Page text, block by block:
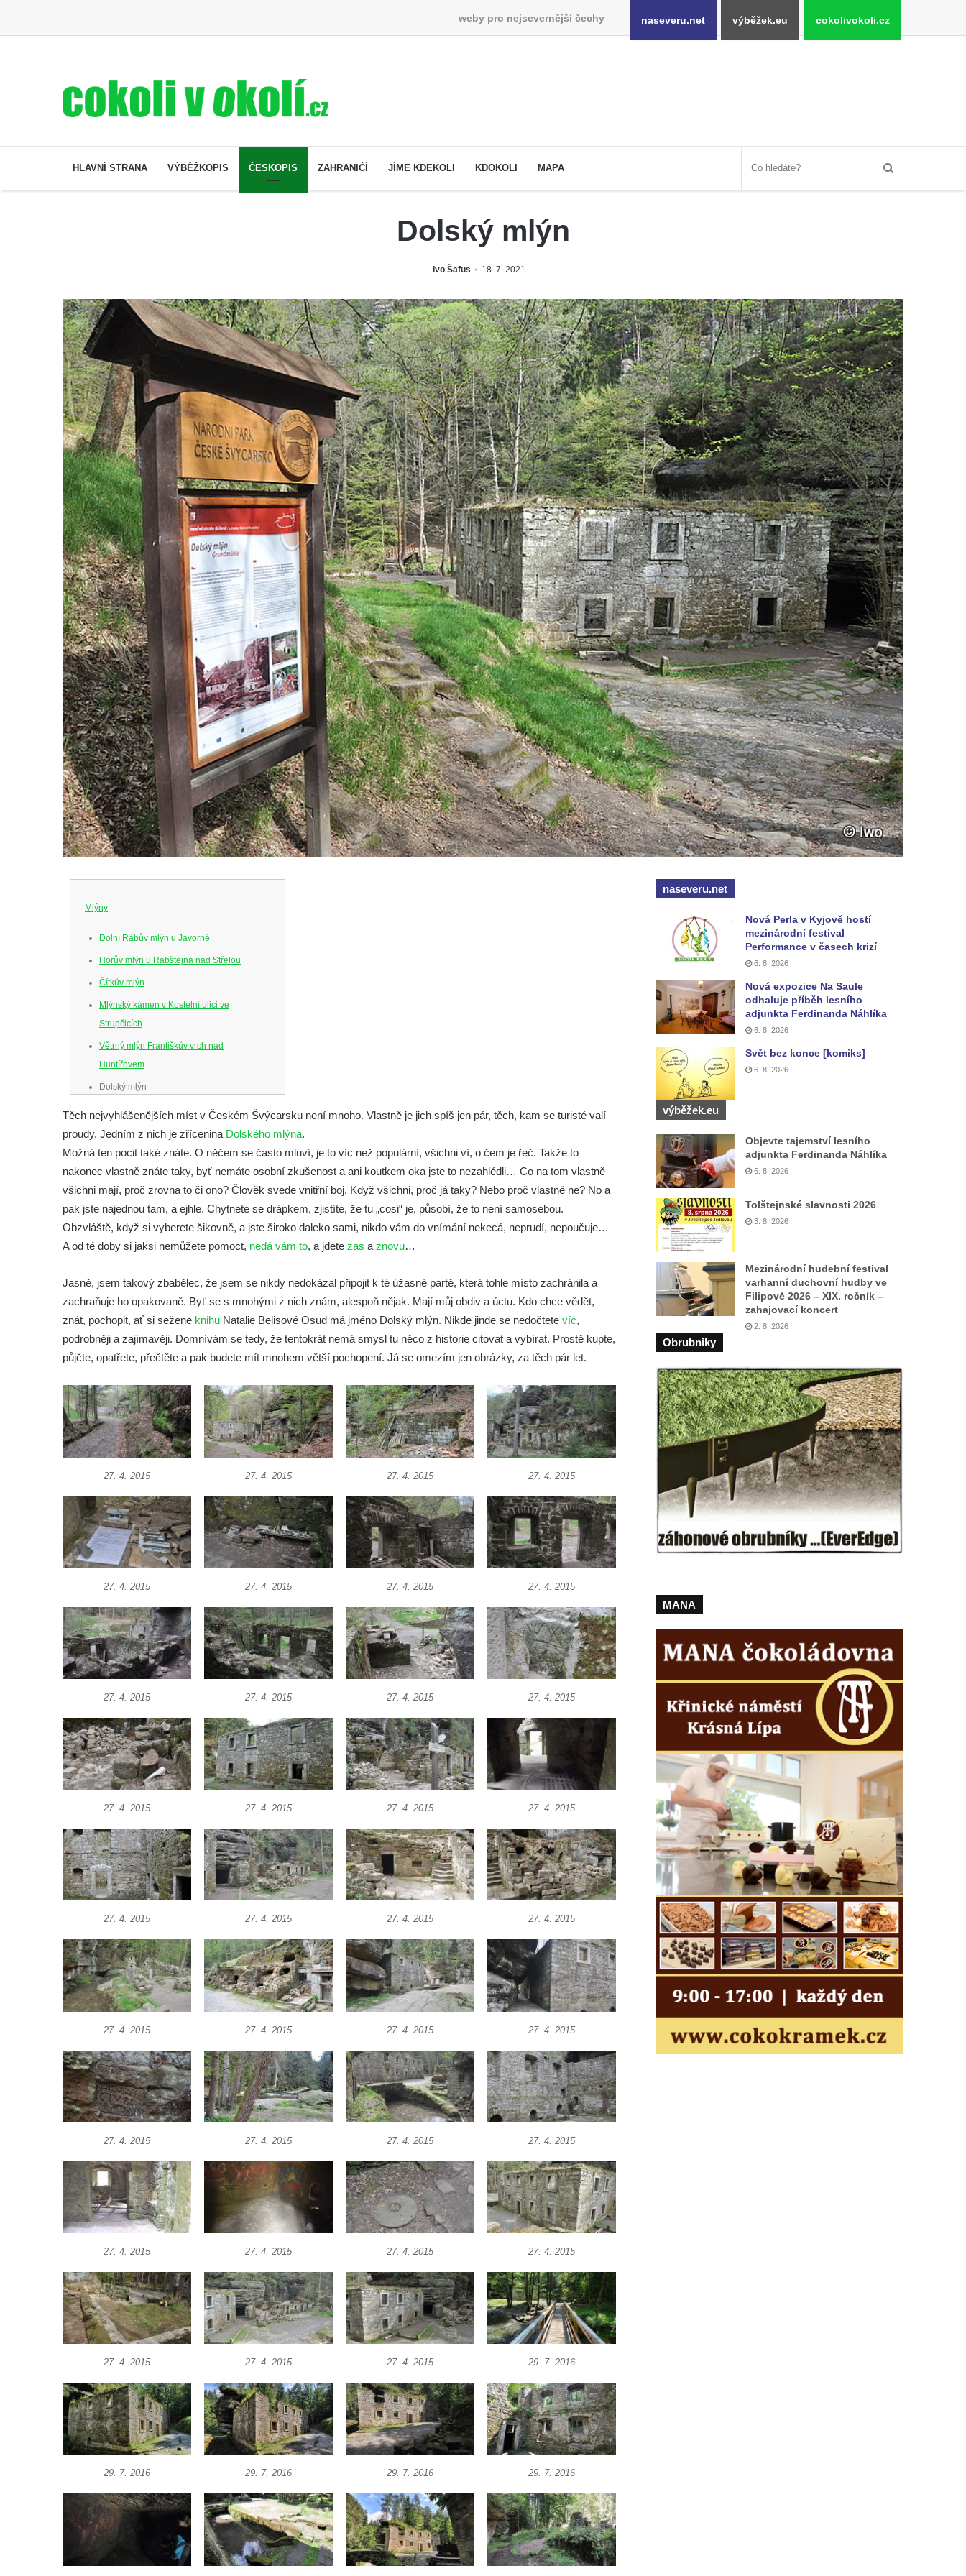
weby pro nejsevernější čechy naseveru.net výběžek.eu cokolivokoli.cz
HLAVNÍ STRANA VÝBĚŽKOPIS ČESKOPIS ZAHRANIČÍ JÍME KDEKOLI KDOKOLI MAPA
Dolský mlýn
Ivo Šafus 18. 7. 2021
Mlýny
Dolní Rábův mlýn u Javorné
Horův mlýn u Rabštejna nad Střelou
Čítkův mlýn
Mlýnský kámen v Kostelní ulici ve
Strupčicích
Větrný mlýn Františkův vrch nad
Huntířovem
Dolský mlýn
Větrný mlýn v Janově
Větrný mlýn v Mikulášovicích
Těch nejvyhlášenějších míst v Českém Švýcarsku není mnoho. Vlastně je jich spíš jen pár, těch, kam se turisté valí
proudy. Jedním z nich je zřícenina Dolského mlýna.
Možná ten pocit také znáte. O něčem se často mluví, je to víc než populární, všichni ví, o čem je řeč. Takže to
nakonec vlastně znáte taky, byť nemáte osobní zkušenost a ani koutkem oka jste to nezahlédli… Co na tom vlastně
všichni mají, proč zrovna to či ono? Člověk svede vnitřní boj. Když všichni, proč já taky? Nebo proč vlastně ne? No a
pak jste najednou tam, a ejhle. Chytnete se drápkem, zjistíte, že tu „cosi“ je, působí, že to není samosebou.
Obzvláště, když si vyberete šikovně, a jste široko daleko sami, nikdo vám do vnímání nekecá, neprudí, nepoučuje…
A od té doby si jaksi nemůžete pomoct, nedá vám to, a jdete zas a znovu…
Jasně, jsem takový zbabělec, že jsem se nikdy nedokázal připojit k té úžasné partě, která tohle místo zachránila a
zachraňuje ho opakovaně. Byť se s mnohými z nich znám, alespoň nějak. Mají můj obdiv a úctu. Kdo chce vědět,
znát, pochopit, ať si sežene knihu Natalie Belisové Osud má jméno Dolský mlýn. Nikde jinde se nedočtete víc,
podrobněji a zajímavěji. Domnívám se tedy, že tentokrát nemá smysl tu něco z historie citovat a vybírat. Prostě kupte,
půjčte, opatřete, přečtěte a pak budete mít mnohem větší pochopení. Já se omezím jen obrázky, za těch pár let.
27. 4. 2015 27. 4. 2015 27. 4. 2015 27. 4. 2015
27. 4. 2015 27. 4. 2015 27. 4. 2015 27. 4. 2015
27. 4. 2015 27. 4. 2015 27. 4. 2015 27. 4. 2015
27. 4. 2015 27. 4. 2015 27. 4. 2015 27. 4. 2015
27. 4. 2015 27. 4. 2015 27. 4. 2015 27. 4. 2015
27. 4. 2015 27. 4. 2015 27. 4. 2015 27. 4. 2015
27. 4. 2015 27. 4. 2015 27. 4. 2015 27. 4. 2015
27. 4. 2015 27. 4. 2015 27. 4. 2015 27. 4. 2015
27. 4. 2015 27. 4. 2015 27. 4. 2015 29. 7. 2016
29. 7. 2016 29. 7. 2016 29. 7. 2016 29. 7. 2016
naseveru.net
Nová Perla v Kyjově hostí
mezinárodní festival
Performance v časech krizí
6. 8. 2026
Nová expozice Na Saule
odhaluje příběh lesního
adjunkta Ferdinanda Náhlíka
6. 8. 2026
Svět bez konce [komiks]
6. 8. 2026
výběžek.eu
Objevte tajemství lesního
adjunkta Ferdinanda Náhlíka
6. 8. 2026
Tolštejnské slavnosti 2026
3. 8. 2026
Mezinárodní hudební festival
varhanní duchovní hudby ve
Filipově 2026 – XIX. ročník –
zahajovací koncert
2. 8. 2026
Obrubniky
MANA